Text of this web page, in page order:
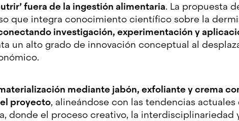
fuera de la ingestión alimentaria. La propuesta
que integra conocimiento científico sobre la
investigación, experimentación y
un alto grado de innovación conceptual al
mediante jabón, exfoliante y crema
proyecto, alineándose con las tendencias
donde el proceso creativo, la interdisciplinariedad